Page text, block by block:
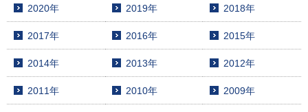
2020年 2019年 2018年
2017年 2016年 2015年
2014年 2013年 2012年
2011年 2010年 2009年